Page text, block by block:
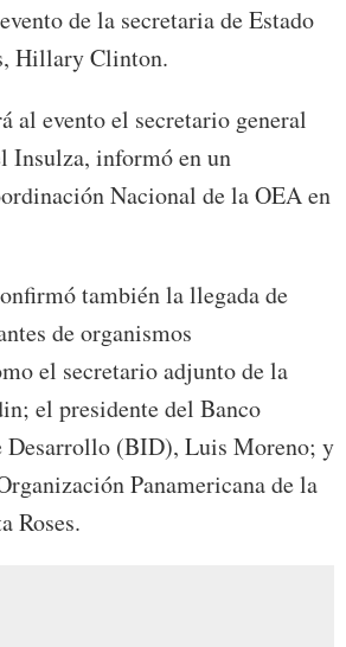
de la secretaria de Estado
Hillary Clinton.
al evento el secretario general
Insulza, informó en un
Nacional de la OEA en
también la llegada de
de organismos
el secretario adjunto de la
el presidente del Banco
Desarrollo (BID), Luis Moreno; y
Panamericana de la
Roses.